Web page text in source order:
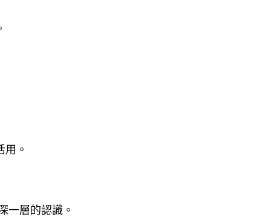
。
一層的認識。